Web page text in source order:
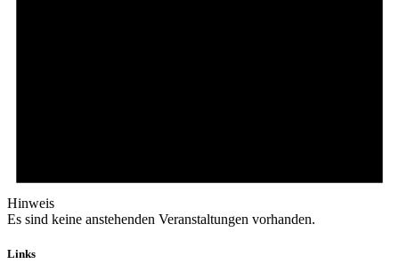
Hinweis
Es sind keine anstehenden Veranstaltungen vorhanden.
Links